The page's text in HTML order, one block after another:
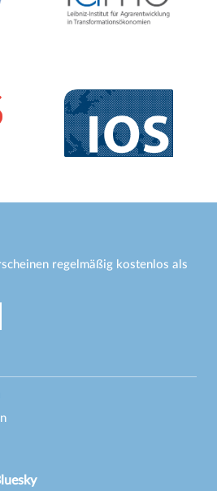
regelmäßig kostenlos als